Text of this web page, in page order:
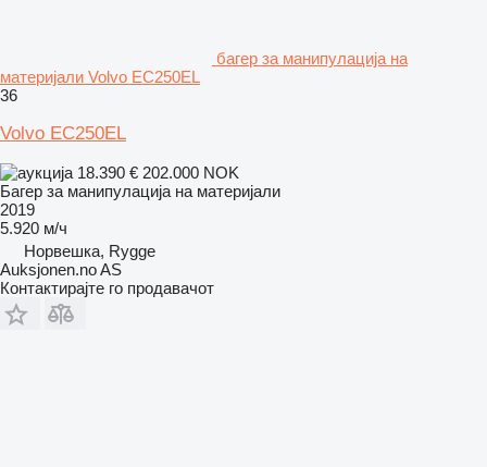
багер за манипулација на
материјали Volvo EC250EL
36
Volvo EC250EL
18.390 € 202.000 NOK
Багер за манипулација на материјали
2019
5.920 м/ч
Норвешка, Rygge
Auksjonen.no AS
Контактирајте го продавачот